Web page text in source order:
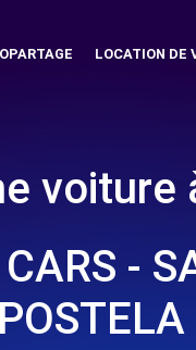
LOCATION DE
voiture
-